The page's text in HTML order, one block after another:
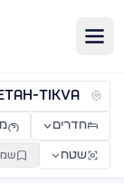
דירות
חדרים
שטח